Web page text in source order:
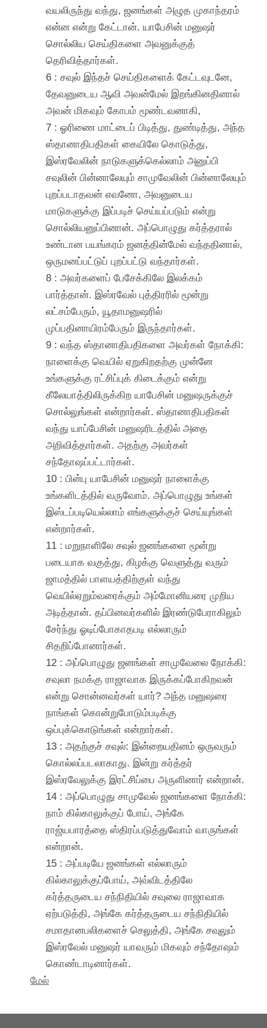
வயலிருந்து வந்து, ஜனங்கள் அழுத முகாந்தரம்
என்ன என்று கேட்டான். யாபேசின் மனுஷர்
சொல்லிய செய்திகளை அவனுக்குத்
தெரிவித்தார்கள்.
6 : சவுல் இந்தச் செய்திகளைக் கேட்டவுடனே,
தேவனுடைய ஆவி அவன்மேல் இறங்கினதினால்
அவன் மிகவும் கோபம் மூண்டவனாகி,
7 : ஓரிணை மாட்டைப் பிடித்து, துண்டித்து, அந்த
ஸ்தானாதிபதிகள் கையிலே கொடுத்து,
இஸ்ரவேலின் நாடுகளுக்கெல்லாம் அனுப்பி
சவுலின் பின்னாலேயும் சாமுவேலின் பின்னாலேயும்
புறப்படாதவன் எவனோ, அவனுடைய
மாடுகளுக்கு இப்படிச் செய்யப்படும் என்று
சொல்லியனுப்பினான். அப்பொழுது கர்த்தரால்
உண்டான பயங்கரம் ஜனத்தின்மேல் வந்ததினால்,
ஒருமனப்பட்டுப் புறப்பட்டு வந்தார்கள்.
8 : அவர்களைப் பேசேக்கிலே இலக்கம்
பார்த்தான். இஸ்ரவேல் புத்திரரில் மூன்று
லட்சம்பேரும், யூதாமனுஷரில்
முப்பதினாயிரம்பேரும் இருந்தார்கள்.
9 : வந்த ஸ்தானாதிபதிகளை அவர்கள் நோக்கி:
நாளைக்கு வெயில் ஏறுகிறதற்கு முன்னே
உங்களுக்கு ரட்சிப்புக் கிடைக்கும் என்று
கீலேயாத்திலிருக்கிற யாபேசின் மனுஷருக்குச்
சொல்லுங்கள் என்றார்கள். ஸ்தானாதிபதிகள்
வந்து யாப்பேசின் மனுஷரிடத்தில் அதை
அறிவித்தார்கள். அதற்கு அவர்கள்
சந்தோஷப்பட்டார்கள்.
10 : பின்பு யாபேசின் மனுஷர் நாளைக்கு
உங்களிடத்தில் வருவோம். அப்பொழுது உங்கள்
இஸ்டப்படியெல்லாம் எங்களுக்குச் செய்யுங்கள்
என்றார்கள்.
11 : மறுநாளிலே சவுல் ஜனங்களை மூன்று
படையாக வகுத்து, கிழக்கு வெளுத்து வரும்
ஜாமத்தில் பாளயத்திற்குள் வந்து
வெயில்ஏறும்வரைக்கும் அம்மோனியரை முறிய
அடித்தான். தப்பினவர்களில் இரண்டுபேராகிலும்
சேர்ந்து ஓடிப்போகாதபடி எல்லாரும்
சிதறிப்போனார்கள்.
12 : அப்பொழுது ஜனங்கள் சாமுவேலை நோக்கி:
சவுலா நமக்கு ராஜாவாக இருக்கப்போகிறவன்
என்று சொன்னவர்கள் யார்? அந்த மனுஷரை
நாங்கள் கொன்றுபோடும்படிக்கு
ஒப்புக்கொடுங்கள் என்றார்கள்.
13 : அதற்குச் சவுல்: இன்றையதினம் ஒருவரும்
கொல்லப்படலாகாது. இன்று கர்த்தர்
இஸ்ரவேலுக்கு இரட்சிப்பை அருளினார் என்றான்.
14 : அப்பொழுது சாமுவேல் ஜனங்களை நோக்கி:
நாம் கில்காலுக்குப் போய், அங்கே
ராஜ்யபாரத்தை ஸ்திரப்படுத்துவோம் வாருங்கள்
என்றான்.
15 : அப்படியே ஜனங்கள் எல்லாரும்
கில்காலுக்குப்போய், அவ்விடத்திலே
கர்த்தருடைய சந்நிதியில் சவுலை ராஜாவாக
ஏற்படுத்தி, அங்கே கர்த்தருடைய சந்நிதியில்
சமாதானபலிகளைச் செலுத்தி, அங்கே சவுலும்
இஸ்ரவேல் மனுஷர் யாவரும் மிகவும் சந்தோஷம்
கொண்டாடினார்கள்.
மேல்